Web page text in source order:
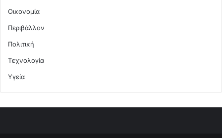
Οικονομία
Περιβάλλον
Πολιτική
Τεχνολογία
Υγεία